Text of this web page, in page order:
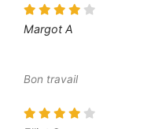
Margot A
Bon travail